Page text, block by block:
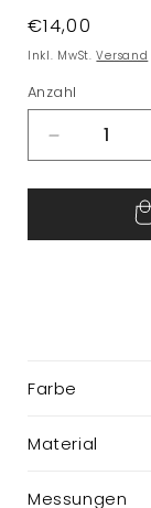
Normaler
Preis
€14,00
Inkl. MwSt.Versand
Anzahl
Verringere
die
Menge
Pilz
Farbe
Material
Messungen